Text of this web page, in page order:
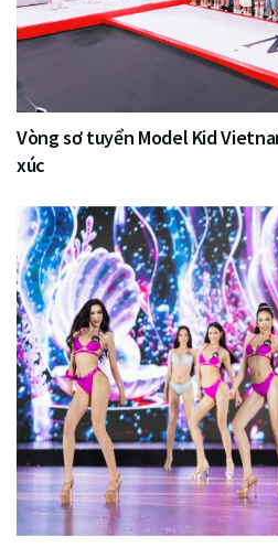
Vòng sơ tuyển Model Kid
xúc